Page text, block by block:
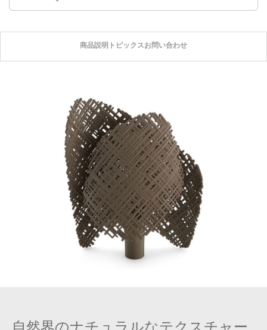
商品説明 トピックスお問い合わせ